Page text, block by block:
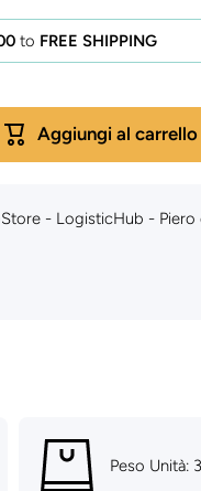
to FREE SHIPPING
Aggiungi al carrello
- LogisticHub - Piero
Peso Unità: